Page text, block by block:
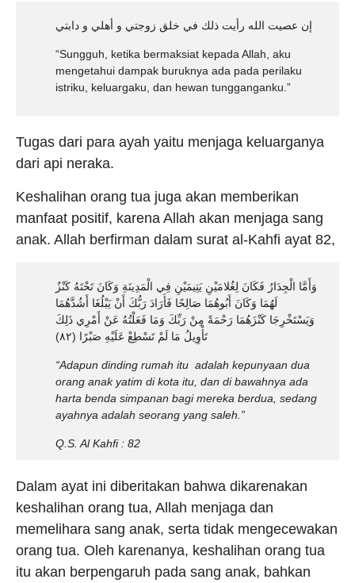
إن عصيت الله رأيت ذلك في خلق زوجتي و أهلي و دابتي
“Sungguh, ketika bermaksiat kepada Allah, aku
mengetahui dampak buruknya ada pada perilaku
istriku, keluargaku, dan hewan tungganganku.”
Tugas dari para ayah yaitu menjaga keluarganya
dari api neraka.
Keshalihan orang tua juga akan memberikan
manfaat positif, karena Allah akan menjaga sang
anak. Allah berfirman dalam surat al-Kahfi ayat 82,
وَأَمَّا الْجِدَارُ فَكَانَ لِغُلامَيْنِ يَتِيمَيْنِ فِي الْمَدِينَةِ وَكَانَ تَحْتَهُ كَنْزٌ
لَهُمَا وَكَانَ أَبُوهُمَا صَالِحًا فَأَرَادَ رَبُّكَ أَنْ يَبْلُغَا أَشُدَّهُمَا
وَيَسْتَخْرِجَا كَنْزَهُمَا رَحْمَةً مِنْ رَبِّكَ وَمَا فَعَلْتُهُ عَنْ أَمْرِي ذَلِكَ
تَأْوِيلُ مَا لَمْ تَسْطِعْ عَلَيْهِ صَبْرًا (٨٢)
“Adapun dinding rumah itu adalah kepunyaan dua
orang anak yatim di kota itu, dan di bawahnya ada
harta benda simpanan bagi mereka berdua, sedang
ayahnya adalah seorang yang saleh.”
Q.S. Al Kahfi : 82
Dalam ayat ini diberitakan bahwa dikarenakan
keshalihan orang tua, Allah menjaga dan
memelihara sang anak, serta tidak mengecewakan
orang tua. Oleh karenanya, keshalihan orang tua
itu akan berpengaruh pada sang anak, bahkan